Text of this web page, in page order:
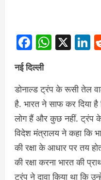
Facebook
X
नई दिल्ली
डोनाल्ड ट्रंप के रूसी तेल
है. भारत ने साफ कर दिया
लोग हैं और कुछ नहीं. ट्रंप के
विदेश मंत्रालय ने कहा कि
की रक्षा के आधार पर तय
की रक्षा करना भारत की
ट्रंप ने दावा किया था कि